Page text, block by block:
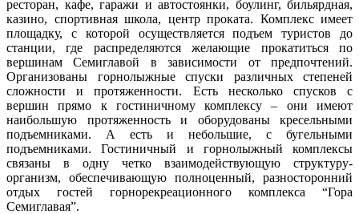
ресторан, кафе, гаражи и автостоянки, боулинг, бильярдная,
казино, спортивная школа, центр проката. Комплекс имеет
площадку, с которой осуществляется подъем туристов до
станции, где распределяются желающие прокатиться по
вершинам Семиглавой в зависимости от предпочтений.
Организованы горнолыжные спуски различных степеней
сложности и протяженности. Есть несколько спусков с
вершин прямо к гостиничному комплексу – они имеют
наибольшую протяженность и оборудованы кресельными
подъемниками. А есть и небольшие, с бугельными
подъемниками. Гостиничный и горнолыжный комплексы
связаны в одну четко взаимодействующую структуру­
организм, обеспечивающую полноценный, разносторонний
отдых гостей горно­рекреационного комплекса “Гора
Семиглавая”.